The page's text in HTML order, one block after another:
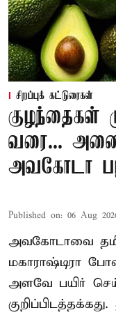
சிறப்புக் கட்டுரைகள்
குழந்தைகள்
வரை...
அவகோடா
Published on: 06 Aug
அவகோடாவை
மகாராஷ்டிரா
அளவே பயிர்